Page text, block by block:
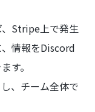
Stripe上で発生
情報をDiscord
す。
、チーム全体で